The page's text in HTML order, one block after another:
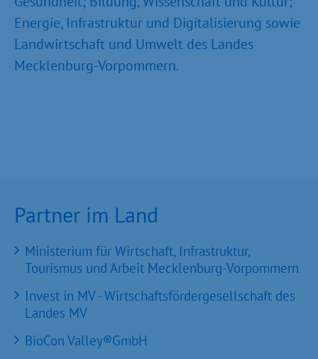
Energie, Infrastruktur und Digitalisierung sowie
Landwirtschaft und Umwelt des Landes
Mecklenburg-Vorpommern.
Partner im Land
Ministerium für Wirtschaft, Infrastruktur,
Tourismus und Arbeit Mecklenburg-Vorpommern
Invest in MV - Wirtschaftsfördergesellschaft des
Landes MV
BioCon Valley®GmbH